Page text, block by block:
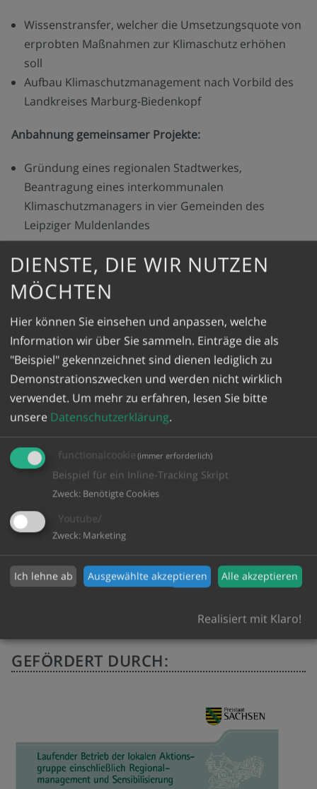
Wissenstransfer, welcher die Umsetzungsquote von
erprobten Maßnahmen zur Klimaschutz erhöhen
soll
Aufbau Klimaschutzmanagement nach Vorbild des
Landkreises Marburg-Biedenkopf
Anbahnung gemeinsamer Projekte:
Gründung eines regionalen Stadtwerkes,
Beantragung eines interkommunalen
Klimaschutzmanagers in vier Gemeinden des
Leipziger Muldenlandes
Meilensteine:
Umwelt in Berlin für besonderes Engagement im
Klimaschutz, überreicht vom Staatssekretär im
Bundesministerium für Umwelt, Naturschutz, Bau
und Reaktorsicherheit Jochen Flasbarth und dem
RegioTwin Projektleiter Dr. Peter Moser.
Kooperation mit der LAG Marburger Land und LAG
Delitzscher Land im Projekt „Erneuerbare Energien
& Energieeffizienz: Informations – und
Beratungsleistungen im Rahmen von LEADER“
Ergebnisbericht
GEFÖRDERT DURCH:
DIENSTE, DIE WIR NUTZEN
MÖCHTEN
Hier können Sie einsehen und anpassen, welche
Information wir über Sie sammeln. Einträge die als
"Beispiel" gekennzeichnet sind dienen lediglich zu
Demonstrationszwecken und werden nicht wirklich
verwendet. Um mehr zu erfahren, lesen Sie bitte
unsere Datenschutzerklärung.
functionalcookie (immer erforderlich)
Beispiel für ein Inline-Tracking Skript
Zweck: Benötigte Cookies
Youtube/
Zweck: Marketing
Ich lehne ab Ausgewählte akzeptieren Alle akzeptieren
Realisiert mit Klaro!